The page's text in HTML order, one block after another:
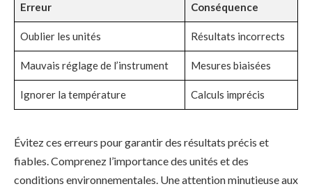
Erreur Conséquence
Oublier les unités Résultats incorrects
Mauvais réglage de l’instrument Mesures biaisées
Ignorer la température Calculs imprécis
Évitez ces erreurs pour garantir des résultats précis et
fiables. Comprenez l’importance des unités et des
conditions environnementales. Une attention minutieuse aux